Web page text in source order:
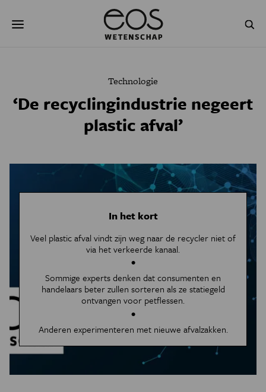
naar
NATUURWETENSCHAPPEN GESCHIEDENIS
AGENDA
Technologie
‘De recyclingindustrie negeert
plastic afval’
In het kort
Veel plastic afval vindt zijn weg naar de recycler niet of
via het verkeerde kanaal.
Sommige experts denken dat consumenten en
handelaars beter zullen sorteren als ze statiegeld
ontvangen voor petflessen.
Anderen experimenteren met nieuwe afvalzakken.